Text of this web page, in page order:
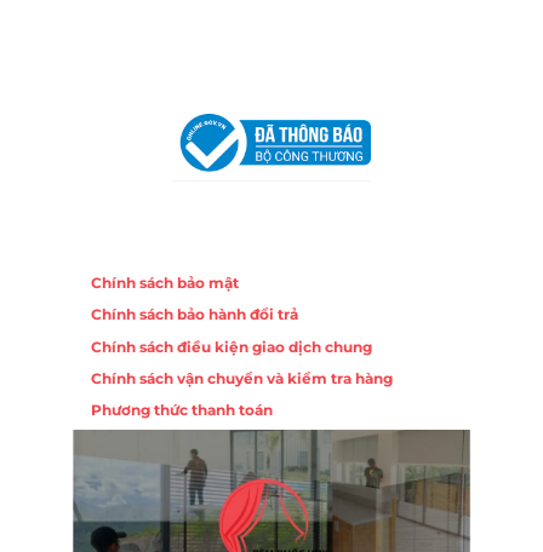
Chính sách bảo mật
Chính sách bảo hành đổi trả
Chính sách điều kiện giao dịch chung
Chính sách vận chuyển và kiểm tra hàng
Phương thức thanh toán